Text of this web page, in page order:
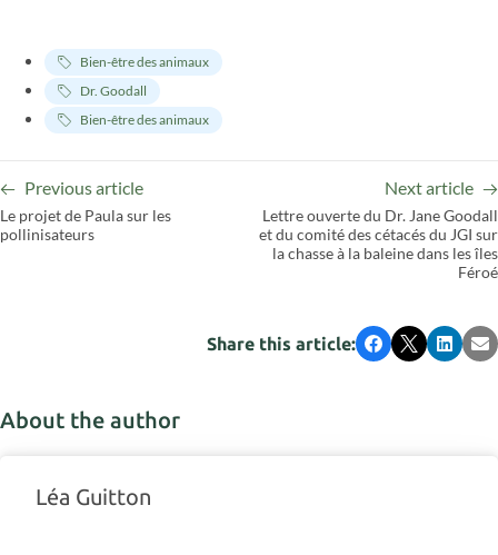
Bien-être des animaux
Dr. Goodall
Bien-être des animaux
Previous article
Le projet de Paula sur les
pollinisateurs
Next article
Lettre ouverte du Dr. Jane Goodall
et du comité des cétacés du JGI sur
la chasse à la baleine dans les îles
Féroé
Share this article: Facebook
X
About the author
Léa Guitton